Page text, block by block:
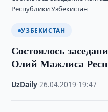
Республики Узбекистан
УЗБЕКИСТАН
Состоялось
Олий Мажлиса
UzDaily ·26.04.2019 19:47